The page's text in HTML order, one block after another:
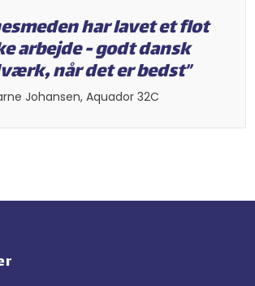
har lavet et flot
arbejde - godt dansk
når det er bedst”​
Johansen, Aquador 32C​